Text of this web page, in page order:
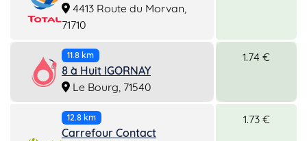
4413 Route du Morvan,
71710
11.8 km
8 à Huit IGORNAY
Le Bourg, 71540
1.74 €
12.8 km
Carrefour Contact
1.73 €